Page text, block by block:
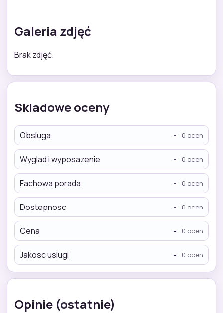
Galeria zdjęć
Brak zdjęć.
Skladowe oceny
Obsluga - 0 ocen
Wyglad i wyposazenie - 0 ocen
Fachowa porada - 0 ocen
Dostepnosc - 0 ocen
Cena - 0 ocen
Jakosc uslugi - 0 ocen
Opinie (ostatnie)